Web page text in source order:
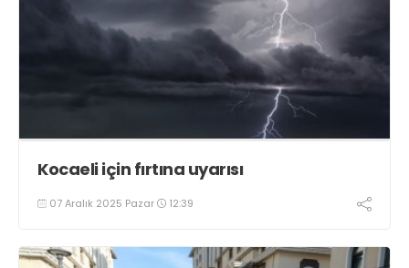
Kocaeli için fırtına uyarısı
07 Aralık 2025 Pazar 12:39